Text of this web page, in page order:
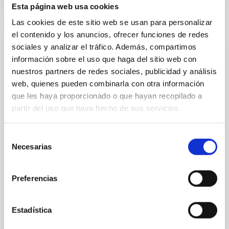
Esta página web usa cookies
Las cookies de este sitio web se usan para personalizar
el contenido y los anuncios, ofrecer funciones de redes
sociales y analizar el tráfico. Además, compartimos
información sobre el uso que haga del sitio web con
nuestros partners de redes sociales, publicidad y análisis
web, quienes pueden combinarla con otra información
que les haya proporcionado o que hayan recopilado a
partir del uso que haya hecho de sus servicios.
Necesarias
Preferencias
Estadística
Acuerdo para la instalación del Telescopio
de Treinta Metros (TMT) en el
Observatorio del Roque de los Muchachos
entre el IAC y el TMT International
Observatory LLC
Regular las condiciones para la instalación del TMT
decida de mutuo acuerdo, su demolición, retirada y
In-force date